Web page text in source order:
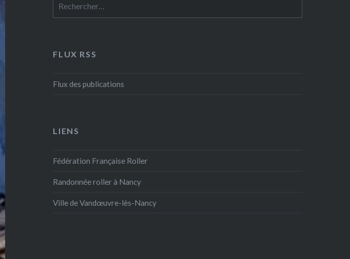
FLUX RSS
Flux des publications
LIENS
Fédération Française Roller
Randonnée roller à Nancy
Ville de Vandœuvre-lès-Nancy